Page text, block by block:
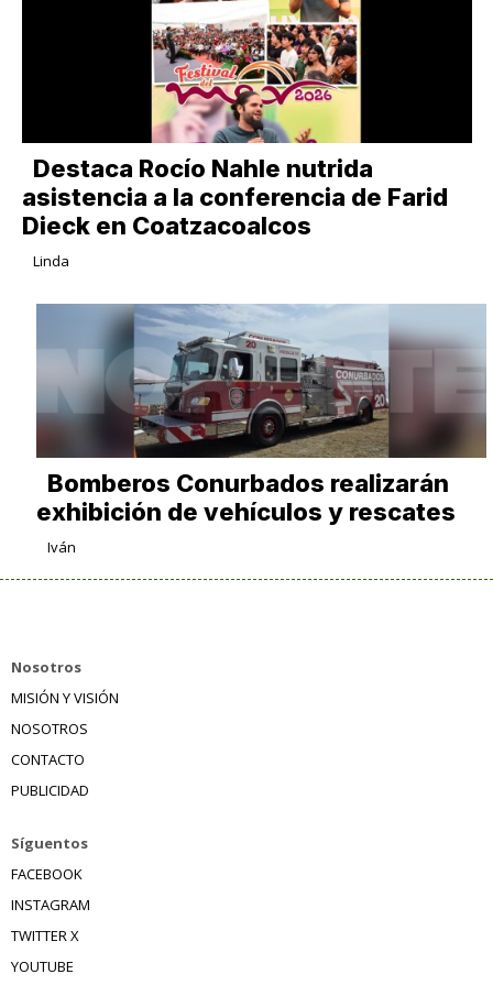
Destaca Rocío Nahle nutrida
asistencia a la conferencia de Farid
Dieck en Coatzacoalcos
Linda
Bomberos Conurbados realizarán
exhibición de vehículos y rescates
Iván
Nosotros
MISIÓN Y VISIÓN
NOSOTROS
CONTACTO
PUBLICIDAD
Síguentos
FACEBOOK
INSTAGRAM
TWITTER X
YOUTUBE